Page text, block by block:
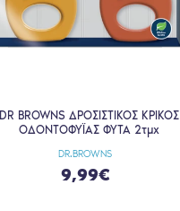
DR.BROWNS
DR BROWNS ΔΡΟΣΙΣΤΙΚΟΣ ΚΡΙΚΟΣ
ΟΔΟΝΤΟΦΥΪΑΣ ΦΥΤΑ 2τμχ
9,99€